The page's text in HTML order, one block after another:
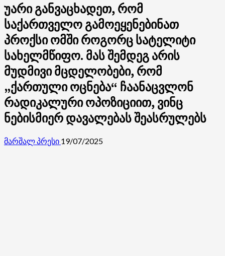
უარი განვაცხადეთ, რომ
საქართველო გამოეყენებინათ
პროქსი ომში როგორც სატელიტი
სახელმწიფო. მას შემდეგ არის
მუდმივი მცდელობები, რომ
„ქართული ოცნება“ ჩაანაცვლონ
რადიკალური ოპოზიციით, ვინც
ნებისმიერ დავალებას შეასრულებს
მარშალ პრესი 19/07/2025